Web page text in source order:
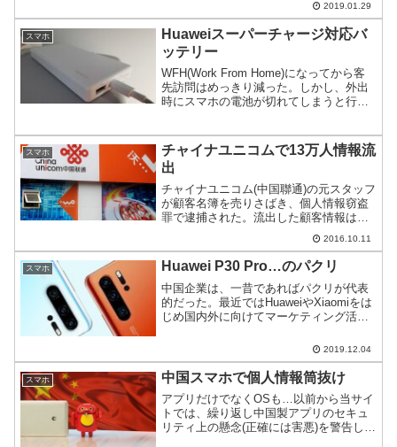
るかもしれない。そんな(無計画な)方にオ
ススメしたいの...
2019.01.29
スマホ
Huaweiスーパーチャージ対応バ
ッテリー
WFH(Work From Home)になってから客
先訪問はめっきり減った。しかし、外出
時にスマホの電池が切れてしまうと行動
電するのに長時間かかるので高速充電対
応バッテ...
スマホ
チャイナユニコムで13万人情報流
出
チャイナユニコム(中国聯通)の元スタッフ
が顧客名簿を売りさばき、個人情報窃盗
罪で逮捕された。流出した顧客情報は約
2016.10.11
スマホ Huawei P30 Pro…のパクリ
中国企業は、一昔であればパクリが代表
的だった。最近ではHuaweiやXiaomiをは
じめ国内外に向けてマーケティング活動
した企業が増えている。でも、パクリは
なくならないというお話。
2019.12.04
スマホ 中国スマホで個人情報筒抜け
アプリだけでなくOSも…以前から当サイ
トでは、繰り返し中国製アプリのセキュ
リティ上の懸念(正確には害悪)を警告して